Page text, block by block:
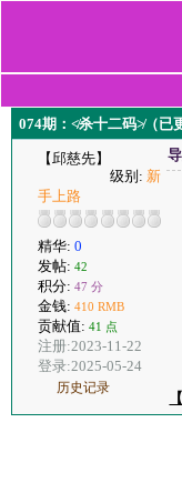
074期：≮杀十二码≯（已
【邱慈先】
级别: 新
手上路
精华: 0
发帖: 42
积分: 47 分
金钱: 410 RMB
贡献值: 41 点
注册:2023-11-22
登录:2025-05-24
历史记录